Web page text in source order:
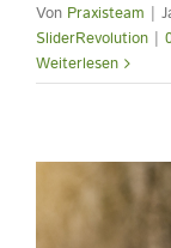
Von Praxisteam |
SliderRevolution |
Weiterlesen